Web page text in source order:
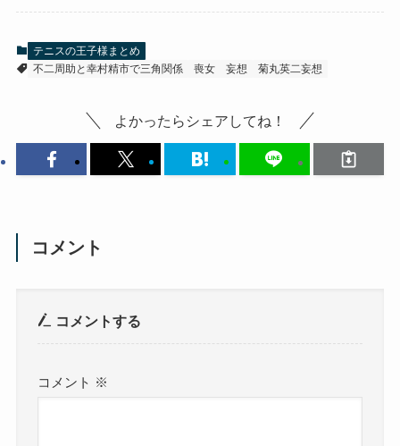
テニスの王子様まとめ
不二周助と幸村精市で三角関係
喪女 妄想 菊丸英二妄想
よかったらシェアしてね！
コメント
コメントする
コメント ※